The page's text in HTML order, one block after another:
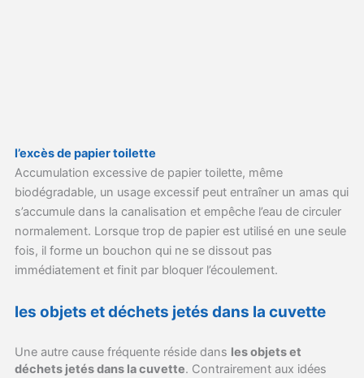
l’excès de papier toilette
Accumulation excessive de papier toilette, même
biodégradable, un usage excessif peut entraîner un amas qui
s’accumule dans la canalisation et empêche l’eau de circuler
normalement. Lorsque trop de papier est utilisé en une seule
fois, il forme un bouchon qui ne se dissout pas
immédiatement et finit par bloquer l’écoulement.
les objets et déchets jetés dans la cuvette
Une autre cause fréquente réside dans les objets et
déchets jetés dans la cuvette. Contrairement aux idées